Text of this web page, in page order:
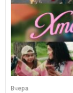
Вчера